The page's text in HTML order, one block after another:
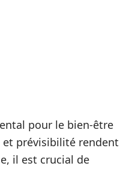
pour le bien-être
prévisibilité rendent
il est crucial de